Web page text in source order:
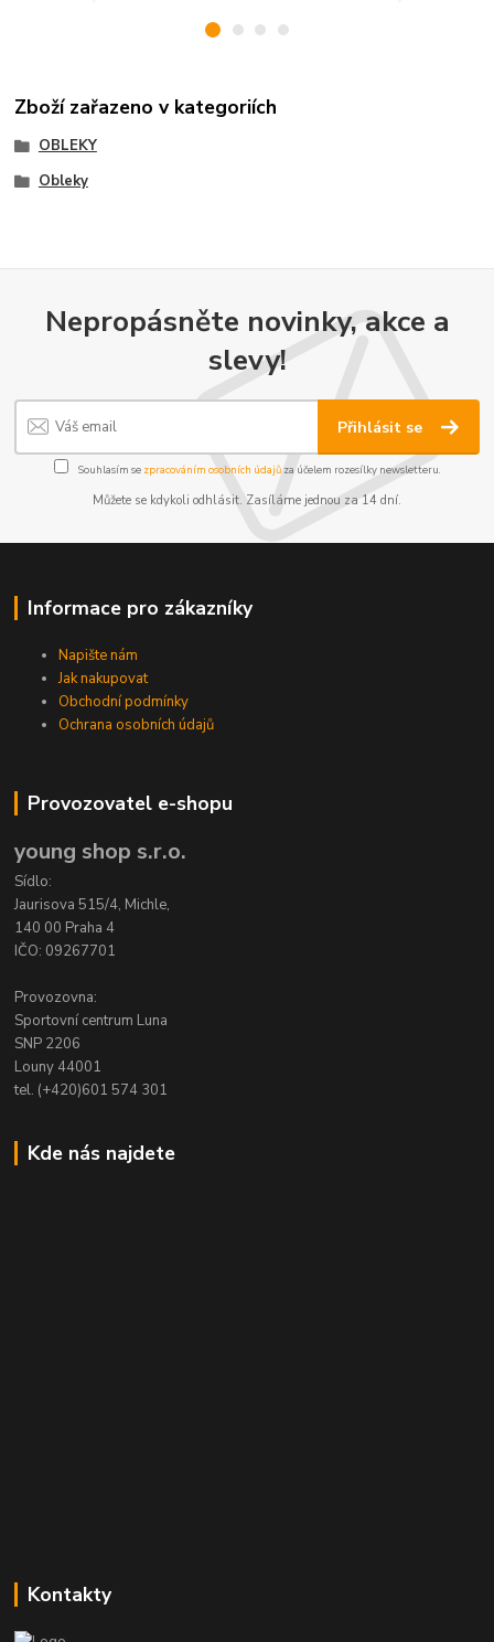
Zboží zařazeno v kategoriích
OBLEKY
Obleky
Nepropásněte novinky, akce a
slevy!
Přihlásit se
Souhlasím se zpracováním osobních údajůza účelem rozesílky newsletteru.
Můžete se kdykoli odhlásit. Zasíláme jednou za 14 dní.
Informace pro zákazníky
Napište nám
Jak nakupovat
Obchodní podmínky
Ochrana osobních údajů
Provozovatel e-shopu
young shop s.r.o.
Sídlo:
Jaurisova 515/4, Michle,
140 00 Praha 4
IČO: 09267701
Provozovna:
Sportovní centrum Luna
SNP 2206
Louny 44001
tel. (+420)601 574 301
Kde nás najdete
Kontakty